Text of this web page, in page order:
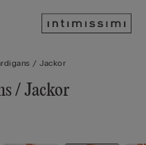
/ Jackor
/ Jackor